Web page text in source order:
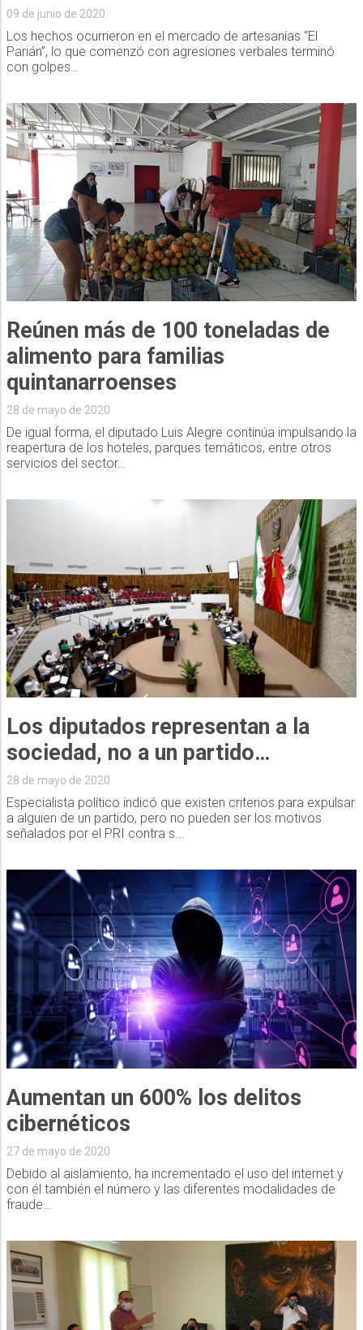
09 de junio de 2020
Los hechos ocurrieron en el mercado de artesanías “El
Parián”, lo que comenzó con agresiones verbales terminó
con golpes…
Reúnen más de 100 toneladas de
alimento para familias
quintanarroenses
28 de mayo de 2020
De igual forma, el diputado Luis Alegre continúa impulsando la
reapertura de los hoteles, parques temáticos, entre otros
servicios del sector…
Los diputados representan a la
sociedad, no a un partido…
28 de mayo de 2020
Especialista político indicó que existen criterios para expulsar
a alguien de un partido, pero no pueden ser los motivos
señalados por el PRI contra s...
Aumentan un 600% los delitos
cibernéticos
27 de mayo de 2020
Debido al aislamiento, ha incrementado el uso del internet y
con él también el número y las diferentes modalidades de
fraude…